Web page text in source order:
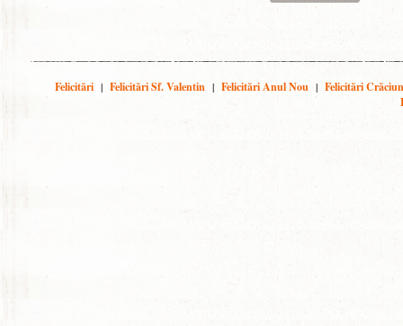
Felicitări | Felicitări Sf. Valentin | Felicitări Anul Nou | Felicitări